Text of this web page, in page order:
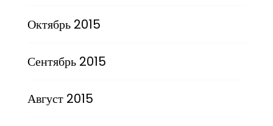
Октябрь 2015
Сентябрь 2015
Август 2015